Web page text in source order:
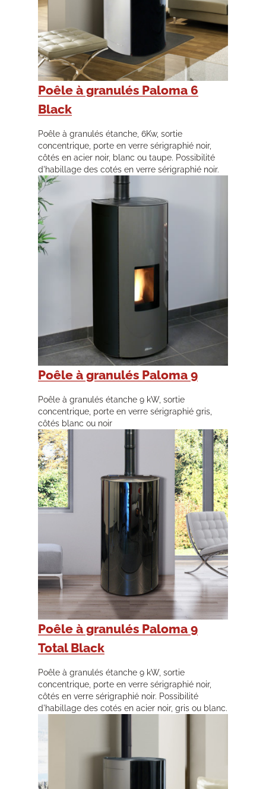
Poêle à granulés Paloma 6
Black
Poêle à granulés étanche, 6Kw, sortie
concentrique, porte en verre sérigraphié noir,
côtés en acier noir, blanc ou taupe. Possibilité
d'habillage des cotés en verre sérigraphié noir.
Poêle à granulés Paloma 9
Poêle à granulés étanche 9 kW, sortie
concentrique, porte en verre sérigraphié gris,
côtés blanc ou noir
Poêle à granulés Paloma 9
Total Black
Poêle à granulés étanche 9 kW, sortie
concentrique, porte en verre sérigraphié noir,
côtés en verre sérigraphié noir. Possibilité
d'habillage des cotés en acier noir, gris ou blanc.